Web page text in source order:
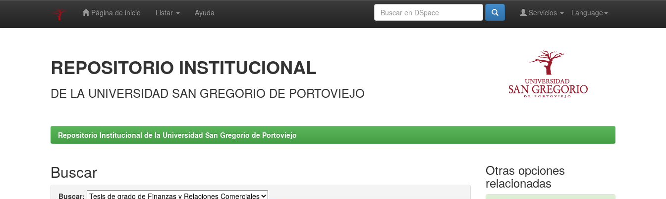
Página de inicio Listar Ayuda Language
Servicios
REPOSITORIO INSTITUCIONAL
DE LA UNIVERSIDAD SAN GREGORIO DE PORTOVIEJO
Repositorio Institucional de la Universidad San Gregorio de Portoviejo
Buscar
Buscar:
Otras opciones
relacionadas